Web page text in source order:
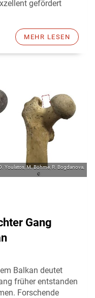
gefördert
MEHR LESEN
Youlatos, M. Böhme, R. Bogdanova,
Gang
Balkan deutet
früher entstanden
Forschende